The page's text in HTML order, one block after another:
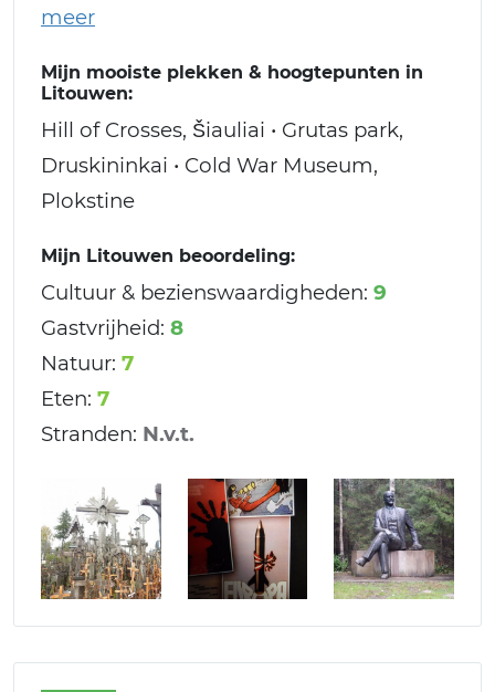
Mijn mooiste plekken & hoogtepunten in
Litouwen:
Hill of Crosses, Šiauliai • Grutas park,
Druskininkai • Cold War Museum,
Plokstine
Mijn Litouwen beoordeling:
Cultuur & bezienswaardigheden: 9
Gastvrijheid: 8
Natuur: 7
Eten: 7
Stranden: N.v.t.